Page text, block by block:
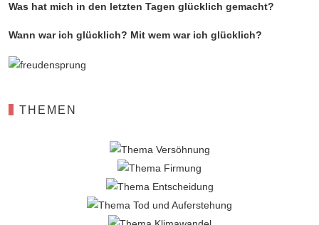
Was hat mich in den letzten Tagen glücklich gemacht?
Wann war ich glücklich? Mit wem war ich glücklich?
THEMEN